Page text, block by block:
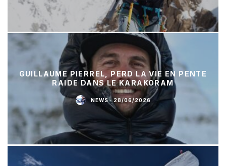
GUILLAUME PIERREL, PERD LA VIE EN PENTE
RAIDE DANS LE KARAKORAM
NEWS · 28/06/2026